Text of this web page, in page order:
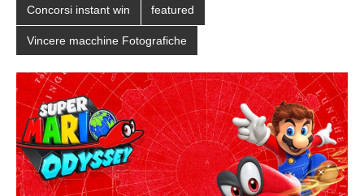
Concorsi instant win featured
Vincere macchine Fotografiche